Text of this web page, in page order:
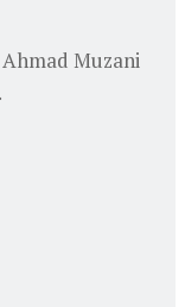
Muzani